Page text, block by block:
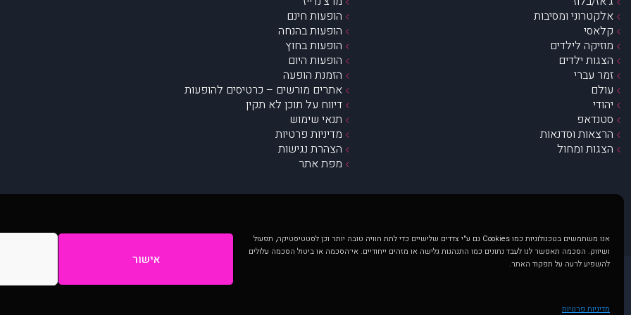
אנו משתמשים בטכנולוגיות כמו Cookies גם ע"י צדדים שלישיים כדי לתת חוויה טובה יותר וכן לסטטיסטיקה, תפעול
ושיווק. הסכמה תאפשר לנו לעבד נתונים כמו התנהגות גלישה או מזהים ייחודיים. אי־הסכמה או ביטול הסכמה עלולים
להשפיע לרעה על תפקוד האתר.
אישור
מדיניות פרטיות
אלקטרוני ומסיבות
קלאסי
מוזיקה לילדים
הצגות ילדים
זמר עברי
עולם
יהודי
סטנדאפ
הרצאות וסדנאות
הצגות ומחול
הופעות חינם
הופעות בהנחה
הופעות בחוץ
הופעות היום
הזמנת הופעה
אתרים מורשים – כרטיסים להופעות
דיווח על תוכן לא תקין
תנאי שימוש
מדיניות פרטיות
הצהרת נגישות
מפת אתר